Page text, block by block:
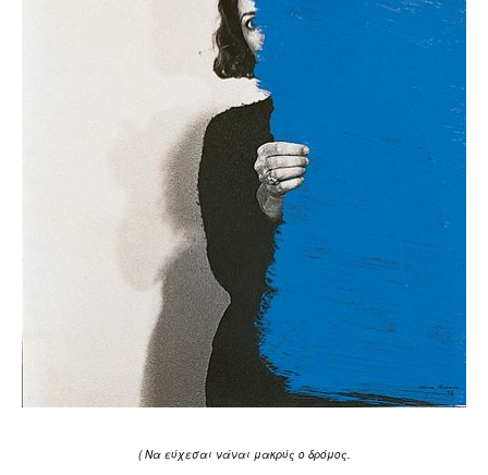
( Να εύχεσαι νάναι μακρύς ο δρόμος.